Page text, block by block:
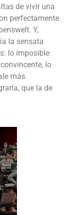
de vivir una
perfectamente
Y,
la sensata
lo imposible
lo
más
que la de